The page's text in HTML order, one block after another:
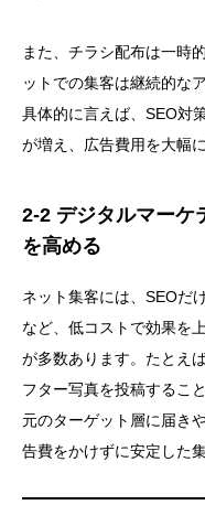
また、チラシ配布は一時
ットでの集客は継続的な
具体的に言えば、SEO対
が増え、広告費用を大幅
2-2 デジタルマーケ
を高める
ネット集客には、SEOだ
など、低コストで効果を
が多数あります。たとえ
フター写真を投稿するこ
元のターゲット層に届き
告費をかけずに安定した